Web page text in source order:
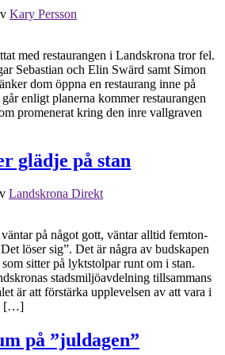
Kary Persson
med restaurangen i Landskrona tror fel.
Sebastian och Elin Swärd samt Simon
dom öppna en restaurang inne på
enligt planerna kommer restaurangen
promenerat kring den inre vallgraven
glädje på stan
Landskrona Direkt
på något gott, väntar alltid femton-
löser sig”. Det är några av budskapen
sitter på lyktstolpar runt om i stan.
stadsmiljöavdelning tillsammans
är att förstärka upplevelsen av att vara i
[…]
på ”juldagen”